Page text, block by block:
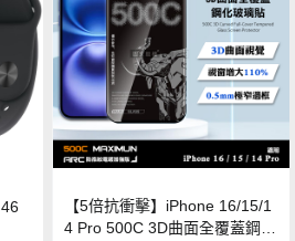
【5倍抗衝擊】iPhone 16/15/1
4 Pro 500C 3D曲面全覆蓋鋼化